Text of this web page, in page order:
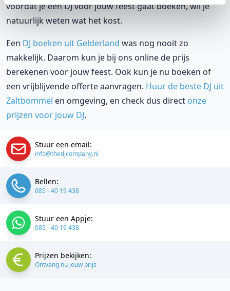
voordat je een DJ voor jouw feest gaat boeken, wil je
natuurlijk weten wat het kost.
Een DJ boeken uit Gelderland was nog nooit zo
makkelijk. Daarom kun je bij ons online de prijs
berekenen voor jouw feest. Ook kun je nu boeken of
een vrijblijvende offerte aanvragen. Huur de beste DJ uit
Zaltbommel en omgeving, en check dus direct onze
prijzen voor jouw DJ.
Stuur een email:
info@thedjcompany.nl
Bellen:
085 - 40 19 438
Stuur een Appje:
085 - 40 19 438
Prijzen bekijken:
Ontvang nu jouw prijs